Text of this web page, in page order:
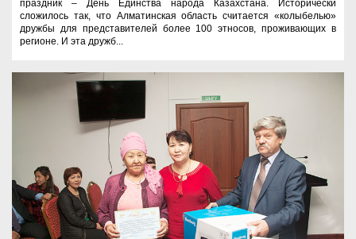
праздник – День Единства народа Казахстана. Исторически
сложилось так, что Алматинская область считается «колыбелью»
дружбы для представителей более 100 этносов, проживающих в
регионе. И эта дружб...